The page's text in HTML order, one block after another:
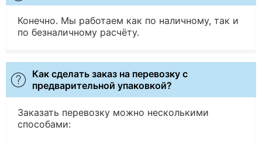
Конечно. Мы работаем как по наличному, так и
по безналичному расчёту.
Как сделать заказ на перевозку с
предварительной упаковкой?
Заказать перевозку можно несколькими
способами: